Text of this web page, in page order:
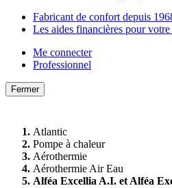
Fabricant de confort depuis
Les aides financières pour
Me connecter
Professionnel
Fermer
Atlantic
Pompe à chaleur
Aérothermie
Aérothermie Air Eau
Alféa Excellia A.I. et Alféa